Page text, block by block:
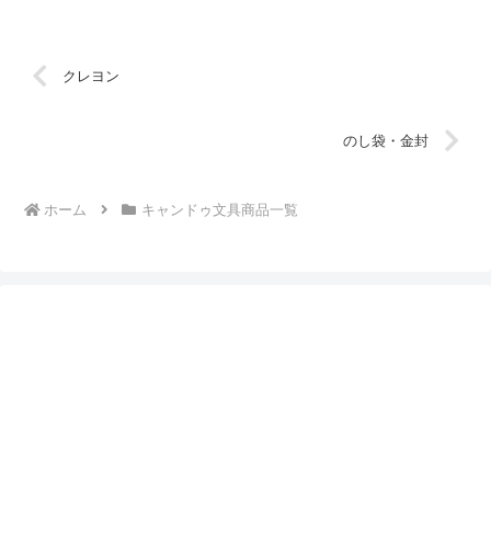
クレヨン
のし袋・金封
ホーム キャンドゥ文具商品一覧